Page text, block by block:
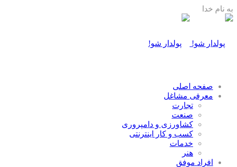
به نام خدا
صفحه اصلی
معرفی مشاغل
تجارت
صنعت
كشاورزی و دامپروری
كسب و كار اينترنتی
خدمات
هنر
افراد موفق